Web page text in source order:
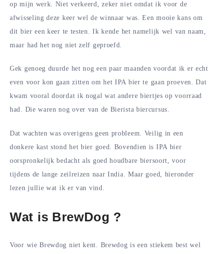
op mijn werk. Niet verkeerd, zeker niet omdat ik voor de
afwisseling deze keer wel de winnaar was. Een mooie kans om
dit bier een keer te testen. Ik kende het namelijk wel van naam,
maar had het nog niet zelf geproefd.
Gek genoeg duurde het nog een paar maanden voordat ik er echt
even voor kon gaan zitten om het IPA bier te gaan proeven. Dat
kwam vooral doordat ik nogal wat andere biertjes op voorraad
had. Die waren nog over van de Bierista biercursus.
Dat wachten was overigens geen probleem. Veilig in een
donkere kast stond het bier goed. Bovendien is IPA bier
oorspronkelijk bedacht als goed houdbare biersoort, voor
tijdens de lange zeilreizen naar India. Maar goed, hieronder
lezen jullie wat ik er van vind.
Wat is BrewDog ?
Voor wie Brewdog niet kent. Brewdog is een stiekem best wel